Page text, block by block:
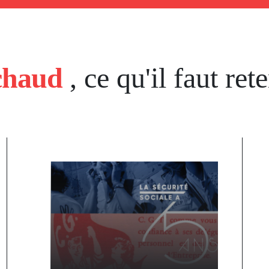
, ce qu'il faut